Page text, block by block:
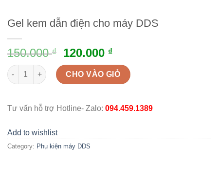
Gel kem dẫn điện cho máy DDS
150.000₫ 120.000 ₫
Gel kem dẫn điện cho máy DDS quantity
CHO VÀO GIỎ
Tư vấn hỗ trợ Hotline- Zalo: 094.459.1389
Add to wishlist
Category: Phụ kiện máy DDS